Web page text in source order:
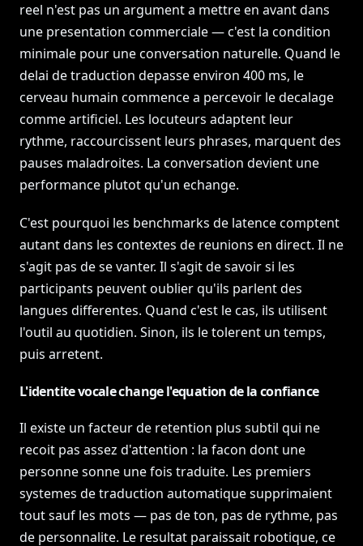
reel n'est pas un argument a mettre en avant dans
une presentation commerciale — c'est la condition
minimale pour une conversation naturelle. Quand le
delai de traduction depasse environ 400 ms, le
cerveau humain commence a percevoir le decalage
comme artificiel. Les locuteurs adaptent leur
rythme, raccourcissent leurs phrases, marquent des
pauses maladroites. La conversation devient une
performance plutot qu'un echange.
C'est pourquoi les benchmarks de latence comptent
autant dans les contextes de reunions en direct. Il ne
s'agit pas de se vanter. Il s'agit de savoir si les
participants peuvent oublier qu'ils parlent des
langues differentes. Quand c'est le cas, ils utilisent
l'outil au quotidien. Sinon, ils le tolerent un temps,
puis arretent.
L'identite vocale change l'equation de la confiance
Il existe un facteur de retention plus subtil qui ne
recoit pas assez d'attention : la facon dont une
personne sonne une fois traduite. Les premiers
systemes de traduction automatique supprimaient
tout sauf les mots — pas de ton, pas de rythme, pas
de personnalite. Le resultat paraissait robotique, ce